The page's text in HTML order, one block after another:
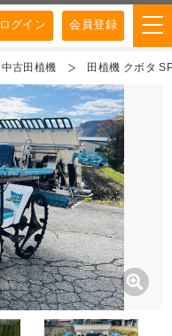
ログイン 会員登録
中古田植機 田植機 クボタ